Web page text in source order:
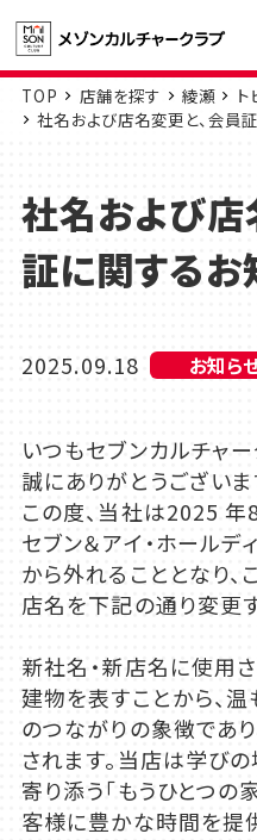
TOP 店舗を探す 綾瀬
ト
社名および店名変更と、会員
社名および店
証に関するお
2025.09.18 お知ら
いつもセブンカルチャ
誠にありがとうございま
この度、当社は2025 年
セブン＆アイ・ホール
から外れることとなり
店名を下記の通り変更
新社名・新店名に使用さ
建物を表すことから、
のつながりの象徴であ
されます。当店は学び
寄り添う「もうひとつの
客様に豊かな時間を提